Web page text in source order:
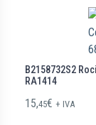
B2158732S2
RA1414
15,45€ + IVA